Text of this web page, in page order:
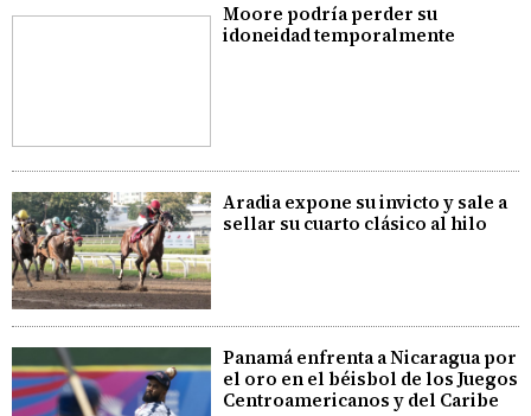
Moore podría perder su
idoneidad temporalmente
Aradia expone su invicto y sale a
sellar su cuarto clásico al hilo
Panamá enfrenta a Nicaragua por
el oro en el béisbol de los Juegos
Centroamericanos y del Caribe